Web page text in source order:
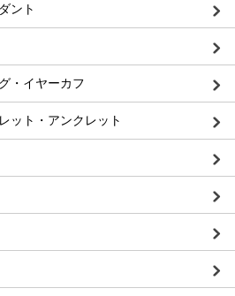
ント
・イヤーカフ
ット・アンクレット